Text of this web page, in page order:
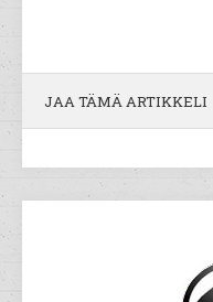
JAA TÄMÄ ARTIKKELI